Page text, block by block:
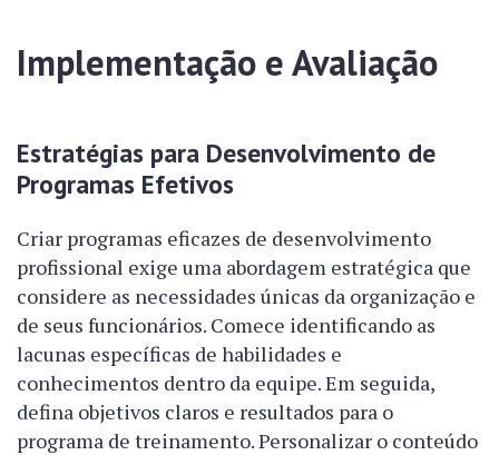
Implementação e Avaliação
Estratégias para Desenvolvimento de
Programas Efetivos
Criar programas eficazes de desenvolvimento
profissional exige uma abordagem estratégica que
considere as necessidades únicas da organização e
de seus funcionários. Comece identificando as
lacunas específicas de habilidades e
conhecimentos dentro da equipe. Em seguida,
defina objetivos claros e resultados para o
programa de treinamento. Personalizar o conteúdo